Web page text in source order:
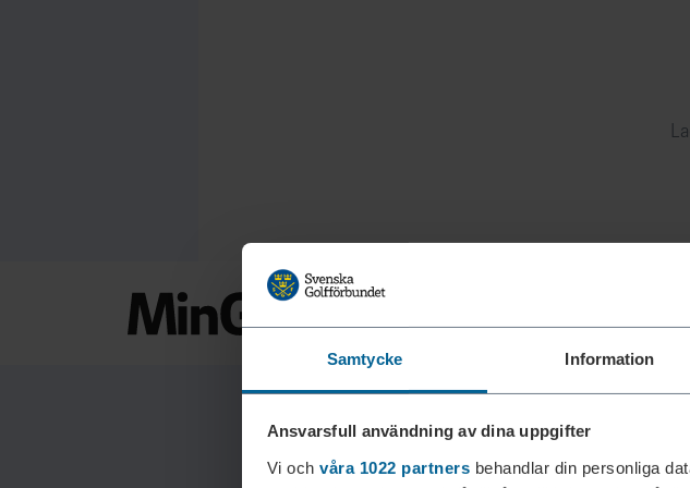
Samtycke Information
Ansvarsfull användning av dina uppgifter
Vi och våra 1022 partners behandlar din personliga